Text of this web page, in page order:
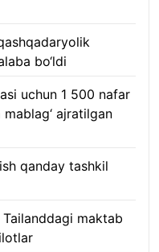
qashqadaryolik
bo‘ldi
uchun 1 500 nafar
mablag‘ ajratilgan
qanday tashkil
maktab